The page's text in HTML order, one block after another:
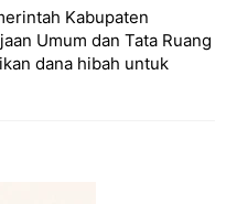
Kabupaten
Umum dan Tata Ruang
dana hibah untuk